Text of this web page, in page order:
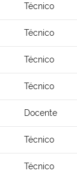
Técnico
Técnico
Técnico
Técnico
Docente
Técnico
Técnico